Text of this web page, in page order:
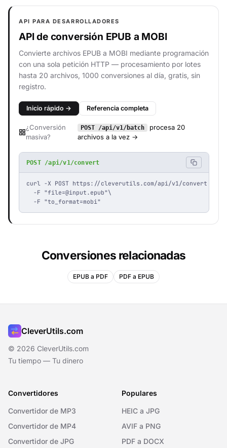
API PARA DESARROLLADORES
API de conversión EPUB a MOBI
Convierte archivos EPUB a MOBI mediante programación
con una sola petición HTTP — procesamiento por lotes
hasta 20 archivos, 1000 conversiones al día, gratis, sin
registro.
Inicio rápido → Referencia completa
¿Conversión
masiva?
POST /api/v1/batch
procesa 20
archivos a la vez →
POST /api/v1/convert
curl -X POST https://cleverutils.com/api/v1/convert \
  -F "
file=@input.epub"\
  -F "to_format=mobi"
Conversiones relacionadas
EPUB a PDF PDF a EPUB
CleverUtils.com
© 2026 CleverUtils.com
Tu tiempo — Tu dinero
Convertidores
Convertidor de MP3
Convertidor de MP4
Convertidor de JPG
Populares
HEIC a JPG
AVIF a PNG
PDF a DOCX